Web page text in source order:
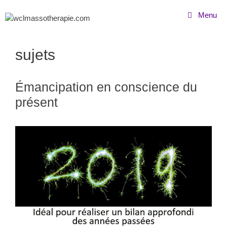
Menu
sujets
Émancipation en conscience du
présent